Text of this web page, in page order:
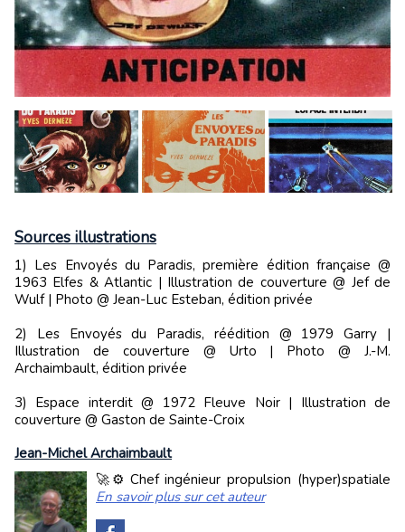
Sources illustrations
1) Les Envoyés du Paradis, première édition française @
1963 Elfes & Atlantic | Illustration de couverture @ Jef de
Wulf | Photo @ Jean-Luc Esteban, édition privée
2) Les Envoyés du Paradis, réédition @ 1979 Garry |
Illustration de couverture @ Urto | Photo @ J.-M.
Archaimbault, édition privée
3) Espace interdit @ 1972 Fleuve Noir | Illustration de
couverture @ Gaston de Sainte-Croix
Jean-Michel Archaimbault
🚀⚙️ Chef ingénieur propulsion (hyper)spatiale
En savoir plus sur cet auteur